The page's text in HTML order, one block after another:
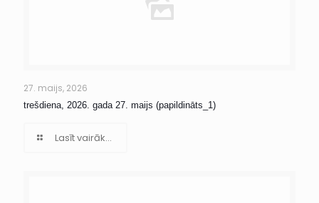
27. maijs, 2026
trešdiena, 2026. gada 27. maijs (papildināts_1)
Lasīt vairāk...